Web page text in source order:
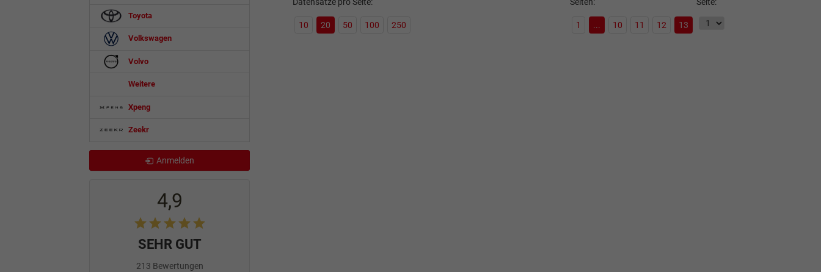
Datensätze pro Seite:
10 20 50 100 250
Seite:
Seiten:
1 ... 10 11 12 13
Toyota
Volkswagen
Volvo
Weitere
Xpeng
Zeekr
Anmelden
4,9
SEHR GUT
213 Bewertungen